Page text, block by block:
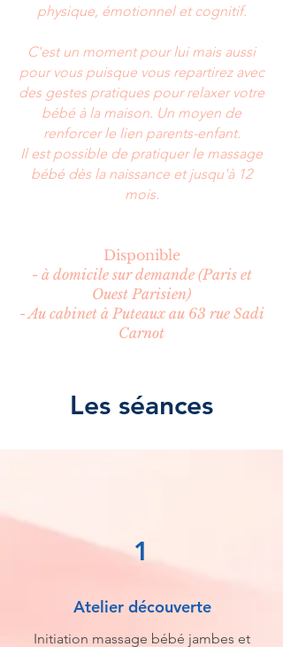
physique, émotionnel et cognitif.
C'est un moment pour lui mais aussi
pour vous puisque vous repartirez avec
des gestes pratiques pour relaxer votre
bébé à la maison. Un moyen de
renforcer le lien parents-enfant.
Il est possible de pratiquer le massage
bébé dès la naissance et jusqu'à 12
mois.
Disponible
- à domicile sur demande (Paris et
Ouest Parisien)
- Au cabinet à Puteaux au 63 rue Sadi
Carnot
Les séances
1
Atelier découverte
Initiation massage bébé jambes et